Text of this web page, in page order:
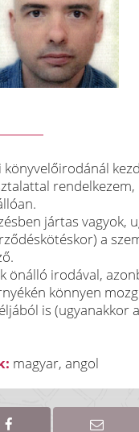
rendelkezem,
jártas vagyok,
a
önálló irodával,
könnyen
is (ugyanakkor
magyar, angol